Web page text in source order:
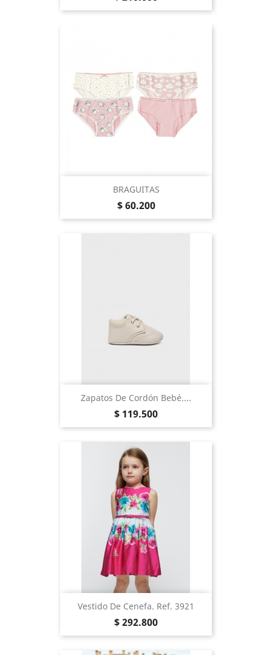
BRAGUITAS
Precio
$ 60.200
Zapatos De Cordón Bebé....
Precio
$ 119.500
Vestido De Cenefa. Ref. 3921
Precio
$ 292.800